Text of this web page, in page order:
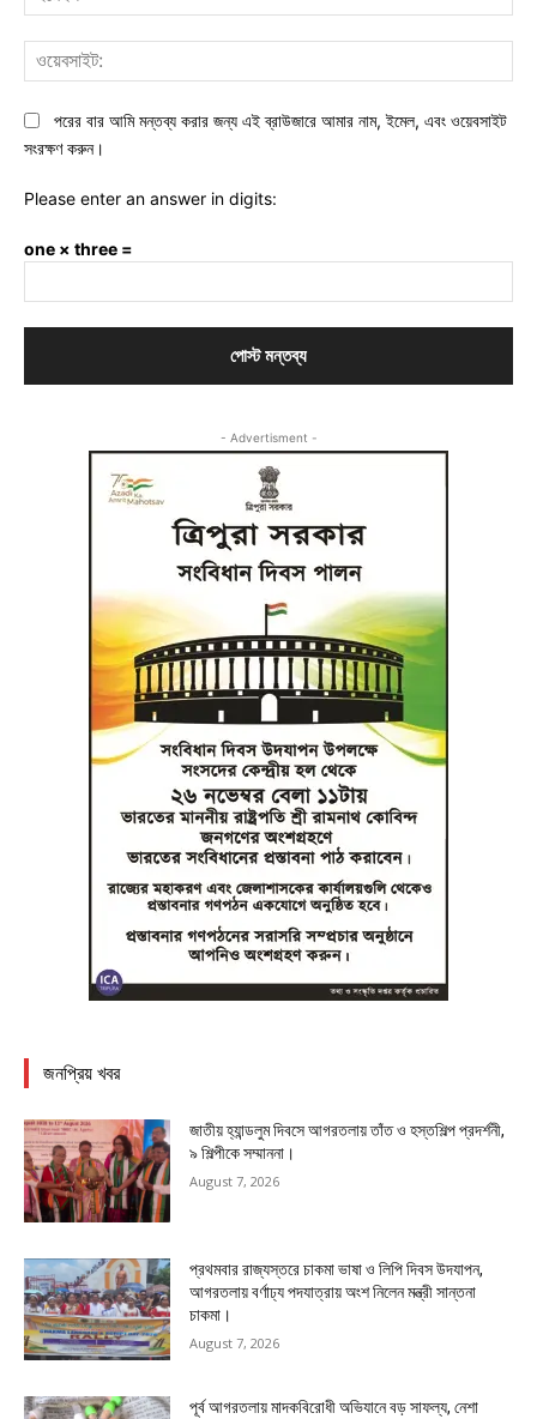
পরের বার আমি মন্তব্য করার জন্য এই ব্রাউজারে আমার নাম, ইমেল, এবং ওয়েবসাইট
সংরক্ষণ করুন।
Please enter an answer in digits:
one × three =
- Advertisment -
জনপ্রিয় খবর
জাতীয় হ্যান্ডলুম দিবসে আগরতলায় তাঁত ও হস্তশিল্প প্রদর্শনী,
৯ শিল্পীকে সম্মাননা।
August 7, 2026
প্রথমবার রাজ্যস্তরে চাকমা ভাষা ও লিপি দিবস উদযাপন,
আগরতলায় বর্ণাঢ্য পদযাত্রায় অংশ নিলেন মন্ত্রী সান্তনা
চাকমা।
August 7, 2026
পূর্ব আগরতলায় মাদকবিরোধী অভিযানে বড় সাফল্য, নেশা